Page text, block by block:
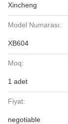
Xincheng
Model Numarası:
XB604
Moq:
1 adet
Fiyat:
negotiable